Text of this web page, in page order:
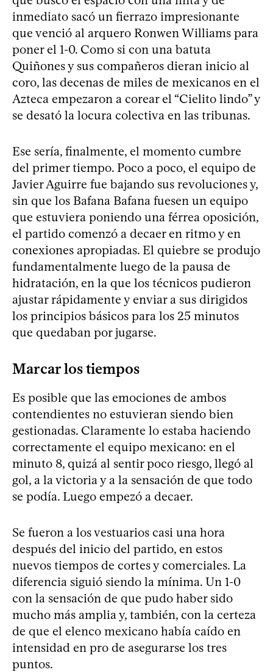
inmediato sacó un fierrazo impresionante
que venció al arquero Ronwen Williams para
poner el 1-0. Como si con una batuta
Quiñones y sus compañeros dieran inicio al
coro, las decenas de miles de mexicanos en el
Azteca empezaron a corear el “Cielito lindo” y
se desató la locura colectiva en las tribunas.
Ese sería, finalmente, el momento cumbre
del primer tiempo. Poco a poco, el equipo de
Javier Aguirre fue bajando sus revoluciones y,
sin que los Bafana Bafana fuesen un equipo
que estuviera poniendo una férrea oposición,
el partido comenzó a decaer en ritmo y en
conexiones apropiadas. El quiebre se produjo
fundamentalmente luego de la pausa de
hidratación, en la que los técnicos pudieron
ajustar rápidamente y enviar a sus dirigidos
los principios básicos para los 25 minutos
que quedaban por jugarse.
Marcar los tiempos
Es posible que las emociones de ambos
contendientes no estuvieran siendo bien
gestionadas. Claramente lo estaba haciendo
correctamente el equipo mexicano: en el
minuto 8, quizá al sentir poco riesgo, llegó al
gol, a la victoria y a la sensación de que todo
se podía. Luego empezó a decaer.
Se fueron a los vestuarios casi una hora
después del inicio del partido, en estos
nuevos tiempos de cortes y comerciales. La
diferencia siguió siendo la mínima. Un 1-0
con la sensación de que pudo haber sido
mucho más amplia y, también, con la certeza
de que el elenco mexicano había caído en
intensidad en pro de asegurarse los tres
puntos.